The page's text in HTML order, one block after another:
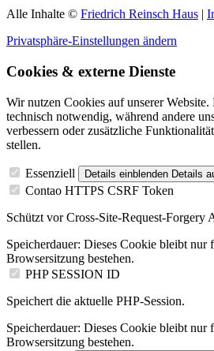
Alle Inhalte © Friedrich Reinsch Haus |
Privatsphäre-Einstellungen ändern
Cookies & externe Dienste
Wir nutzen Cookies auf unserer
technisch notwendig, während andere
verbessern oder zusätzliche
stellen.
Essenziell Details einblenden Details
Contao HTTPS CSRF Token
Schützt vor Cross-Site-Request-Forgery
Speicherdauer: Dieses Cookie bleibt nur
Browsersitzung bestehen.
PHP SESSION ID
Speichert die aktuelle PHP-Session.
Speicherdauer: Dieses Cookie bleibt nur
Browsersitzung bestehen.